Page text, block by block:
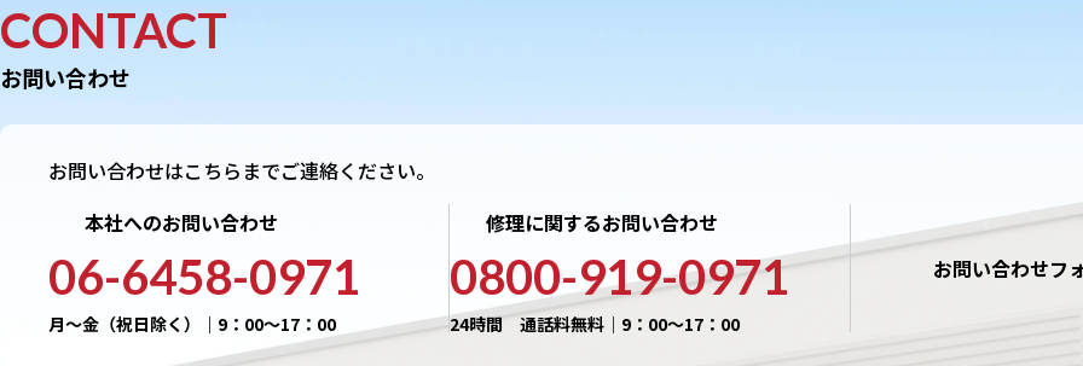
CONTACT
お問い合わせ
お問い合わせはこちらまでご連絡ください。
本社へのお問い合わせ
06-6458-0971
月〜金（祝日除く）｜9：00〜17：00
修理に関するお問い合わせ
0800-919-0971
24時間 通話料無料｜9：00〜17：00
お問い合わせフ